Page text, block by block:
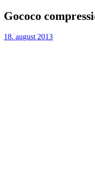
Skip
to
Gococo
18. august 2013